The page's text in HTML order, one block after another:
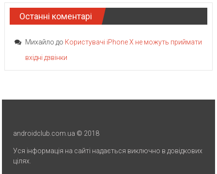
Останні коментарі
Михайло до Користувачі iPhone X не можуть приймати
вхідні дзвінки
androidclub.com.ua © 2018
Уся інформація на сайті надається виключно в довідкових
цілях.